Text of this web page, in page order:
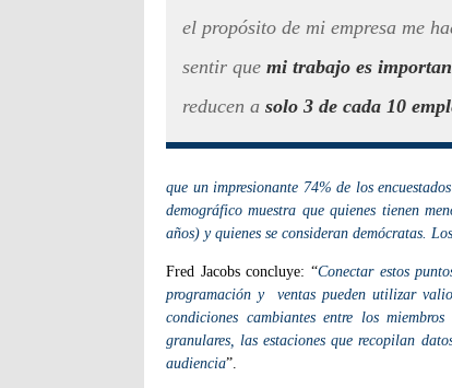
el propósito de mi empresa me
sentir que mi trabajo es
reducen a solo 3 de cada 10
que un impresionante 74% de los
demográfico muestra que quienes tienen
años) y quienes se consideran demócratas.
Fred Jacobs concluye: “Conectar estos
programación y ventas pueden utilizar
condiciones cambiantes entre los
granulares, las estaciones que recopilan
audiencia”.